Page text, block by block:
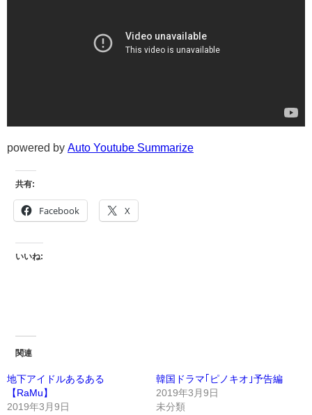
powered by Auto Youtube Summarize
共有:
Facebook X
いいね:
関連
地下アイドルあるある
【RaMu】
2019年3月9日
韓国ドラマ｢ピノキオ｣予告編
2019年3月9日
未分類